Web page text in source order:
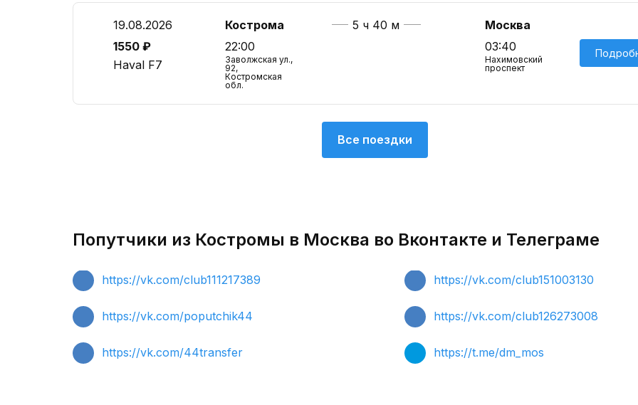
19.08.2026
1550 ₽
Haval F7
Кострома
22:00
Заволжская ул.,
92,
Костромская
обл.
5 ч 40 м
Москва
03:40
Нахимовский
проспект
Все поездки
Попутчики из Костромы в Москва во Вконтакте и Телеграме
https://vk.com/club111217389 https://vk.com/club151003130
https://vk.com/poputchik44 https://vk.com/club126273008
https://vk.com/44transfer https://t.me/dm_mos